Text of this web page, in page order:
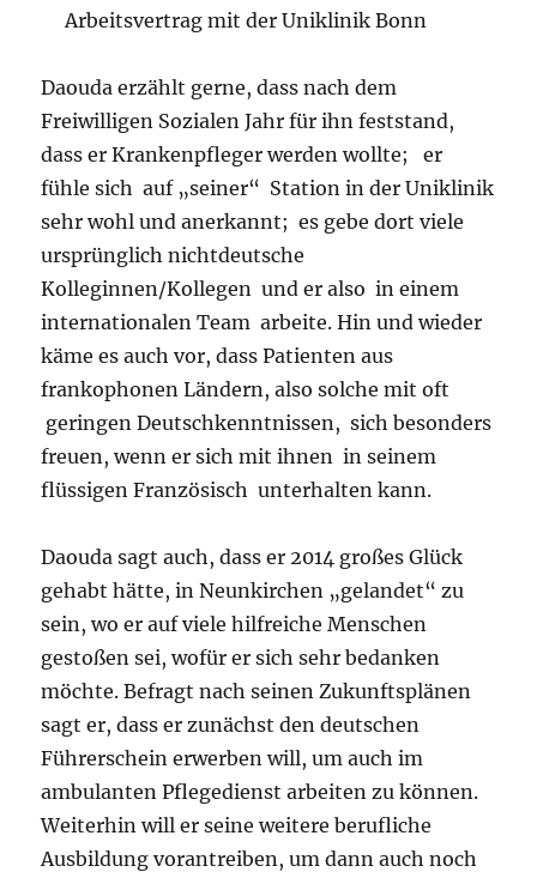
Arbeitsvertrag mit der Uniklinik Bonn
Daouda erzählt gerne, dass nach dem
Freiwilligen Sozialen Jahr für ihn feststand,
dass er Krankenpfleger werden wollte; er
fühle sich auf „seiner“ Station in der Uniklinik
sehr wohl und anerkannt; es gebe dort viele
ursprünglich nichtdeutsche
Kolleginnen/Kollegen und er also in einem
internationalen Team arbeite. Hin und wieder
käme es auch vor, dass Patienten aus
frankophonen Ländern, also solche mit oft
geringen Deutschkenntnissen, sich besonders
freuen, wenn er sich mit ihnen in seinem
flüssigen Französisch unterhalten kann.
Daouda sagt auch, dass er 2014 großes Glück
gehabt hätte, in Neunkirchen „gelandet“ zu
sein, wo er auf viele hilfreiche Menschen
gestoßen sei, wofür er sich sehr bedanken
möchte. Befragt nach seinen Zukunftsplänen
sagt er, dass er zunächst den deutschen
Führerschein erwerben will, um auch im
ambulanten Pflegedienst arbeiten zu können.
Weiterhin will er seine weitere berufliche
Ausbildung vorantreiben, um dann auch noch